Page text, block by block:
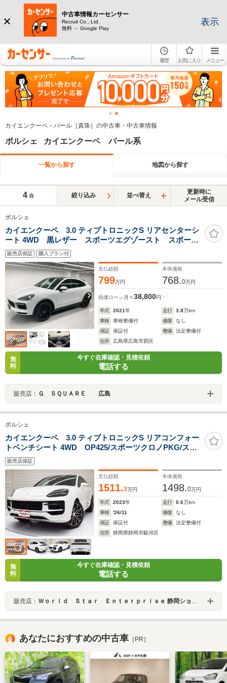
中古車情報カーセンサー
Recruit Co., Ltd.
無料 － Google Play
表示
履歴 お気に入り メニュー
カイエンクーペ・パール［真珠］の中古車・中古車情報
ポルシェ カイエンクーペ パール系
一覧から探す 地図から探す
4 台 絞り込み 並べ替え
更新時に
メール受信
ポルシェ
カイエンクーペ 3.0 ティプトロニックS リアセンターシ
ート 4WD 黒レザー スポーツエグゾースト スポーツ
テール 14way電動メモリーシート Cayenne Sport純正
20AW シートヒーター・ベンチレーション ソフトクロ
ーズドア リアセンターシート(2+1) プライバシーガラ
販売店保証 購入プラン付
支払総額
799万円
本体価格
768.0万円
残価ローン 月々38,800円
年式 2021年 走行 3.8万km
車検
車検整備付 修復
なし
保証
保証付 整備
法定整備付
住所
広島県広島市西区
無
料
今すぐ在庫確認・見積依頼
電話する
販売店： Ｇ ＳＱＵＡＲＥ 広島
ポルシェ
カイエンクーペ 3.0 ティプトロニックS リアコンフォー
トベンチシート 4WD OP425/スポーツクロノPKG/スポ
ーツデザインPKG/アダプティブエアサス/22inAW/ブラッ
ク・ベージュレザーインテリア/スポーツエグゾース
ト/18wayスポーツシート/Fベンチレーター/BOSE/前後シ
ートH/パノラマSR/ACC/禁煙
販売店保証
支払総額
1511.3万円
本体価格
1498.0万円
年式 2023年 走行 0.6万km
車検
'26/11 修復
なし
保証
保証付 整備
法定整備付
住所
静岡県静岡市駿河区
無
料
今すぐ在庫確認・見積依頼
電話する
販売店： Ｗｏｒｌｄ Ｓｔａｒ Ｅｎｔｅｒｐｒｉｓｅ 静岡ショールーム
あなたにおすすめの中古車 ［PR］